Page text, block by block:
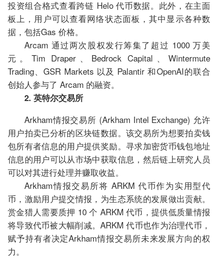
投资组合格式查看跨链 Helo 代币数据。此外，在主面
板上，用户可以查看网络状态面板，其中显示各种数
据，包括Gas 价格。
Arcam 通过两次股权发行筹集了超过 1000 万美
元。Tim Draper、Bedrock Capital、Wintermute
Trading、GSR Markets 以及 Palantir 和OpenAI的联合
创始人参与了 Arcam 的融资。
2. 英特尔交易所
Arkham情报交易所 (Arkham Intel Exchange) 允许
用户拍卖已分析的区块链数据。该交易所为想要拍卖钱
包所有者信息的用户提供奖励。寻求加密货币钱包地址
信息的用户可以从市场中获取信息，然后链上研究人员
可以对其进行处理并赚取收益。
Arkham情报交易所将 ARKM 代币作为实用型代
币，激励用户提交情报，为生态系统的发展做出贡献。
赏金猎人需要质押 10 个 ARKM 代币，提供低质量情报
将导致代币被大幅削减。ARKM 代币也作为治理代币，
赋予持有者决定Arkham情报交易所未来发展方向的权
力。